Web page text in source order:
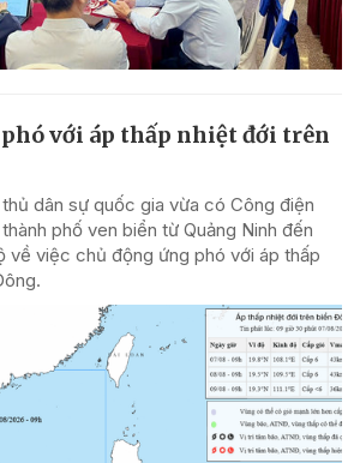
với áp thấp nhiệt đới trên
dân sự quốc gia vừa có Công điện
phố ven biển từ Quảng Ninh đến
về việc chủ động ứng phó với áp thấp